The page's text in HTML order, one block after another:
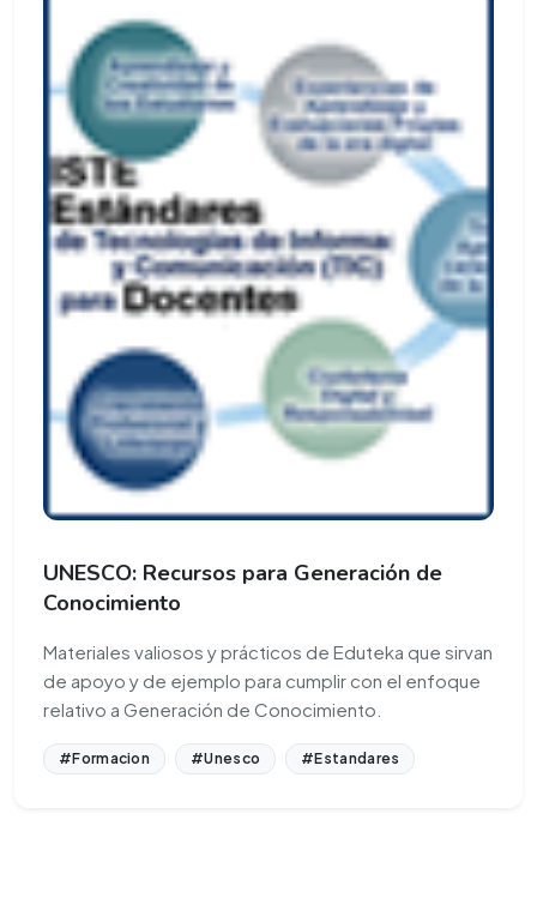
UNESCO: Recursos para Generación de
Conocimiento
Materiales valiosos y prácticos de Eduteka que sirvan
de apoyo y de ejemplo para cumplir con el enfoque
relativo a Generación de Conocimiento.
#Formacion #Unesco #Estandares